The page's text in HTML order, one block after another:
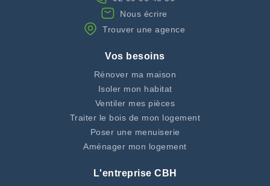
Nous écrire
Trouver une agence
Vos besoins
Rénover ma maison
Isoler mon habitat
Ventiler mes pièces
Traiter le bois de mon logement
Poser une menuiserie
Aménager mon logement
L'entreprise CBH